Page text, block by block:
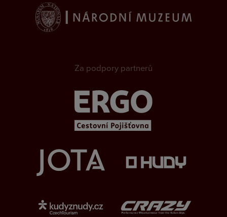
Za podpory partnerů